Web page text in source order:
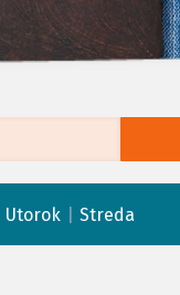
Utorok Streda